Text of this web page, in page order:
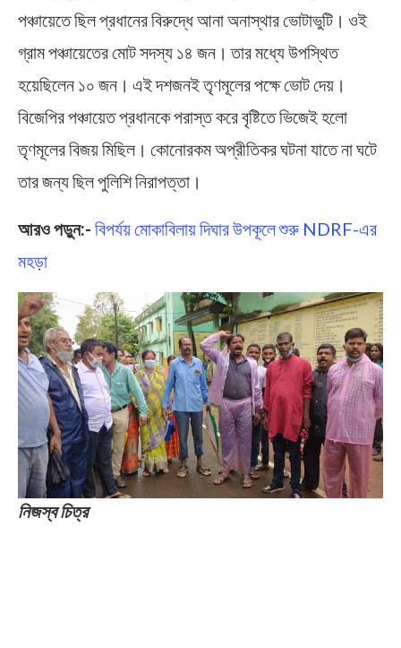
পঞ্চায়েতে ছিল প্রধানের বিরুদ্ধে আনা অনাস্থার ভোটাভুটি। ওই
গ্রাম পঞ্চায়েতের মোট সদস্য ১৪ জন। তার মধ্যে উপস্থিত
হয়েছিলেন ১০ জন। এই দশজনই তৃণমূলের পক্ষে ভোট দেয়।
বিজেপির পঞ্চায়েত প্রধানকে পরাস্ত করে বৃষ্টিতে ভিজেই হলো
তৃণমূলের বিজয় মিছিল। কোনোরকম অপ্রীতিকর ঘটনা যাতে না ঘটে
তার জন্য ছিল পুলিশি নিরাপত্তা।
আরও পড়ুন:- বিপর্যয় মোকাবিলায় দিঘার উপকূলে শুরু NDRF-এর
মহড়া
নিজস্ব চিত্র